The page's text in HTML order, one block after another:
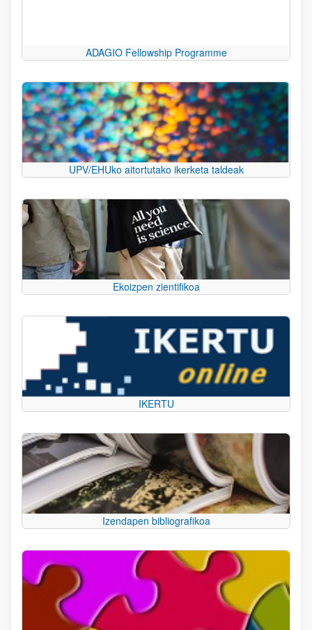
ADAGIO Fellowship Programme
UPV/EHUko aitortutako ikerketa taldeak
Ekoizpen zientifikoa
IKERTU
Izendapen bibliografikoa